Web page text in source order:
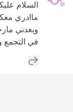
ماادري
وبعدني
في التجمع
إضافة رد